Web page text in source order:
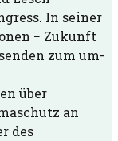
In seiner
− Zukunft
zum um-
über
an
des